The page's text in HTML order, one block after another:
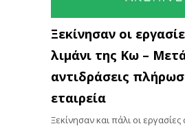
Ξεκίνησαν οι
λιμάνι της Κω –
αντιδράσεις
εταιρεία
Ξεκίνησαν και πάλι οι εργασίες